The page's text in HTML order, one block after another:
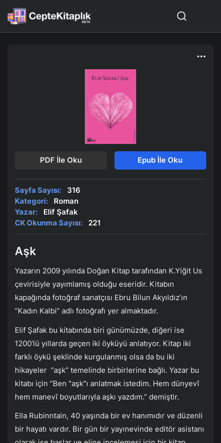
PDF İle Oku Epub İle Oku
Sayfa Sayısı:
316
Kategori:
Roman
Yazar:
Elif Şafak
CK Okunma Sayısı:
221
Aşk
Yazarın 2009 yılında Doğan Kitap tarafından K.Yiğit Us
çevirisiyle yayımlamış olduğu eseridir. Kitabın
kapağında fotoğraf sanatçısı Ebru Bilun Akyıldız’ın
“Kadın Kalbi” adlı fotoğrafı yer almaktadır.
Elif Şafak bu kitabında biri günümüzde, diğeri ise
1200’lü yıllarda geçen iki öyküyü anlatıyor. Kitap iki
farklı öykü şeklinde kurgulanmış olsa da bu iki
hikayeler “aşk” temelinde birbirlerine bağlı. Yazar bu
kitabı için “Ben "aşk"ı anlatmak istedim. Hem dünyevî
hem manevî boyutlarıyla aşkı yazdım.” demiştir.
Ella Rubinntain, 40 yaşında bir ev hanımıdır ve düzenli
bir hayatı vardır. Bir gün bir yayınevinde editör asistanı